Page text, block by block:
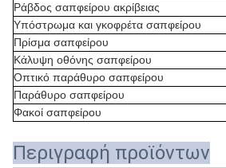
Ράβδος σαπφείρου ακρίβειας
Υπόστρωμα και γκοφρέτα σαπφείρου
Πρίσμα σαπφείρου
Κάλυψη οθόνης σαπφείρου
Οπτικό παράθυρο σαπφείρου
Παράθυρο σαπφείρου
Φακοί σαπφείρου
Περιγραφή προϊόντων